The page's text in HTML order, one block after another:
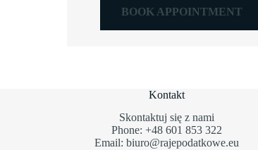
BOOK APPOINTMENT
Kontakt
Skontaktuj się z nami
Phone: +48 601 853 322
Email: biuro@rajepodatkowe.eu